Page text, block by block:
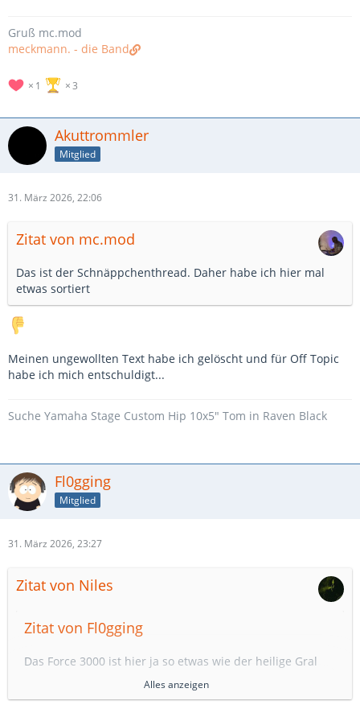
Gruß mc.mod
meckmann. - die Band
1 3
Akuttrommler
Mitglied
31. März 2026, 22:06
Zitat von mc.mod
Das ist der Schnäppchenthread. Daher habe ich hier mal
etwas sortiert
Meinen ungewollten Text habe ich gelöscht und für Off Topic
habe ich mich entschuldigt...
Suche Yamaha Stage Custom Hip 10x5" Tom in Raven Black
Fl0gging
Mitglied
31. März 2026, 23:27
Zitat von Niles
Zitat von Fl0gging
Das Force 3000 ist hier ja so etwas wie der heilige Gral
der letzten bezahlbaren Made in Germany-Trommeln.
Was ist so ein Set eigentlich noch gebraucht wert?
Alles anzeigen